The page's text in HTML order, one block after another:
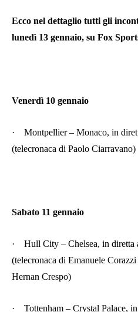
Ecco nel dettaglio tutti gli
lunedì 13 gennaio, su Fox
Venerdì 10 gennaio
·
Montpellier – Monaco, in
(telecronaca di Paolo Ciarravano)
Sabato 11 gennaio
·
Hull City – Chelsea, in diretta
(telecronaca di Emanuele
Hernan Crespo)
· Tottenham – Crystal Palace,